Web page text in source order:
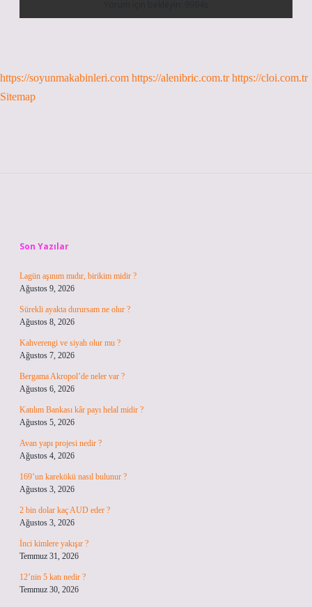
https://soyunmakabinleri.com https://alenibric.com.tr https://cloi.com.tr
Sitemap
Son Yazılar
Lagün aşınım mıdır, birikim midir ?
Ağustos 9, 2026
Sürekli ayakta durursam ne olur ?
Ağustos 8, 2026
Kahverengi ve siyah olur mu ?
Ağustos 7, 2026
Bergama Akropol’de neler var ?
Ağustos 6, 2026
Katılım Bankası kâr payı helal midir ?
Ağustos 5, 2026
Avan yapı projesi nedir ?
Ağustos 4, 2026
169’un karekökü nasıl bulunur ?
Ağustos 3, 2026
2 bin dolar kaç AUD eder ?
Ağustos 3, 2026
İnci kimlere yakışır ?
Temmuz 31, 2026
12’nin 5 katı nedir ?
Temmuz 30, 2026